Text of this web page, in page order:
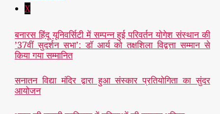
X
बनारस हिंदू यूनिवर्सिटी में सम्पन्न हुई परिवर्तन योगेश संस्थान की
’37वीं सुदर्शन सभा’: डॉ आर्य को तक्षशिला विद्वत्ता सम्मान से
किया गया सम्मानित
सनातन विद्या मंदिर द्वारा हुआ संस्कार प्रतियोगिता का सुंदर
आयोजन